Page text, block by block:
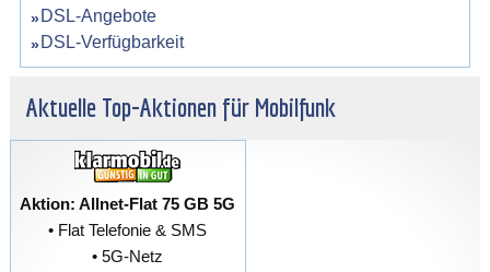
DSL-Angebote
DSL-Verfügbarkeit
Aktuelle Top-Aktionen für Mobilfunk
Aktion: Allnet-Flat 75 GB 5G
• Flat Telefonie & SMS
• 5G-Netz